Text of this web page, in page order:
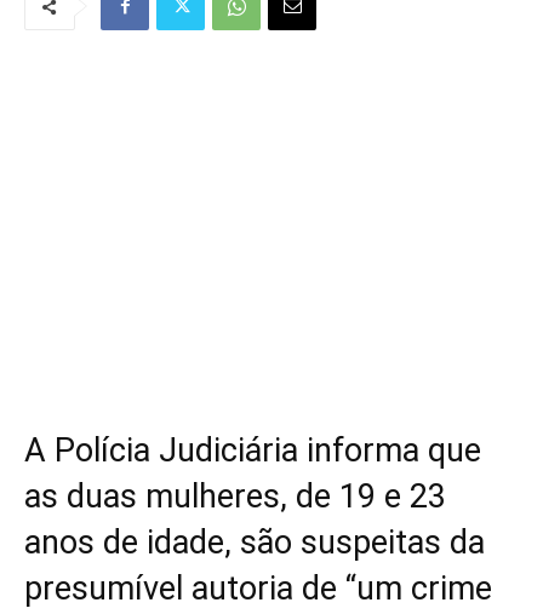
A Polícia Judiciária informa que
as duas mulheres, de 19 e 23
anos de idade, são suspeitas da
presumível autoria de “um crime